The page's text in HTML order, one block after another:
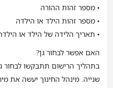
• מספר זהות ההורה
• מספר זהות הילד או הילדה
• תאריך הלידה של הילד או
האם אפשר לבחור גן?
בתהליך הרישום תתבקשו לבחור
שנייה. מינהל החינוך יעשה את